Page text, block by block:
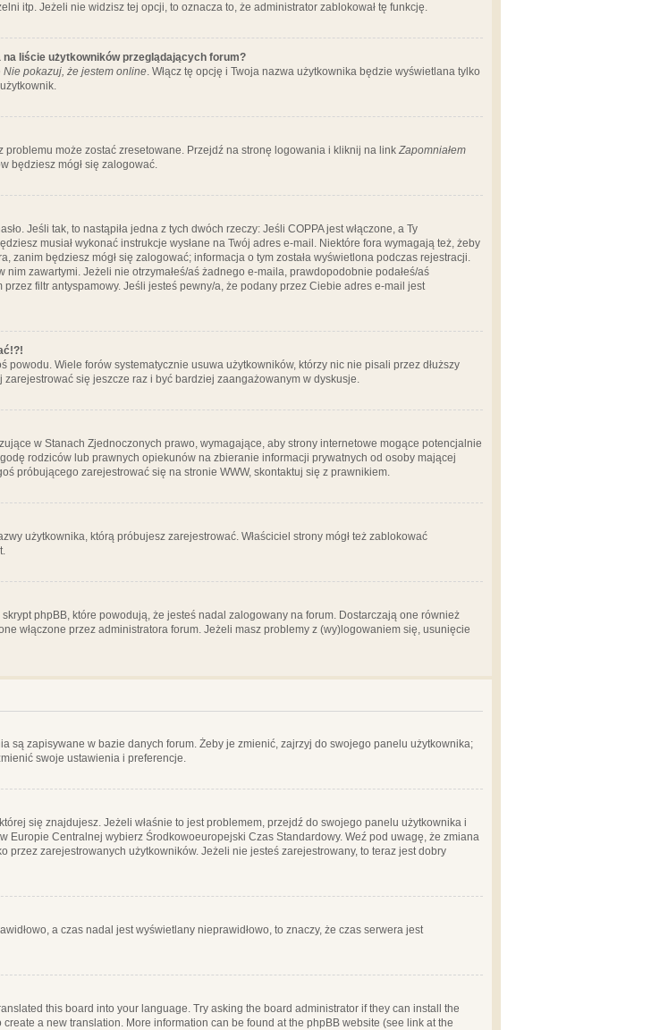
itp. Jeżeli nie widzisz tej opcji, to oznacza to, że administrator zablokował tę funkcję.
liście użytkowników przeglądających forum?
Nie pokazuj, że jestem online. Włącz tę opcję i Twoja nazwa użytkownika będzie wyświetlana tylko
może zostać zresetowane. Przejdź na stronę logowania i kliknij na link Zapomniałem
będziesz mógł się zalogować.
Jeśli tak, to nastąpiła jedna z tych dwóch rzeczy: Jeśli COPPA jest włączone, a Ty
musiał wykonać instrukcje wysłane na Twój adres e-mail. Niektóre fora wymagają też, żeby
zanim będziesz mógł się zalogować; informacja o tym została wyświetlona podczas rejestracji.
zawartymi. Jeżeli nie otrzymałeś/aś żadnego e-maila, prawdopodobnie podałeś/aś
filtr antyspamowy. Jeśli jesteś pewny/a, że podany przez Ciebie adres e-mail jest
powodu. Wiele forów systematycznie usuwa użytkowników, którzy nic nie pisali przez dłuższy
się jeszcze raz i być bardziej zaangażowanym w dyskusje.
w Stanach Zjednoczonych prawo, wymagające, aby strony internetowe mogące potencjalnie
rodziców lub prawnych opiekunów na zbieranie informacji prywatnych od osoby mającej
próbującego zarejestrować się na stronie WWW, skontaktuj się z prawnikiem.
użytkownika, którą próbujesz zarejestrować. Właściciel strony mógł też zablokować
phpBB, które powodują, że jesteś nadal zalogowany na forum. Dostarczają one również
włączone przez administratora forum. Jeżeli masz problemy z (wy)logowaniem się, usunięcie
są zapisywane w bazie danych forum. Żeby je zmienić, zajrzyj do swojego panelu użytkownika;
swoje ustawienia i preferencje.
się znajdujesz. Jeżeli właśnie to jest problemem, przejdź do swojego panelu użytkownika i
Europie Centralnej wybierz Środkowoeuropejski Czas Standardowy. Weź pod uwagę, że zmiana
przez zarejestrowanych użytkowników. Jeżeli nie jesteś zarejestrowany, to teraz jest dobry
a czas nadal jest wyświetlany nieprawidłowo, to znaczy, że czas serwera jest
this board into your language. Try asking the board administrator if they can install the
a new translation. More information can be found at the phpBB website (see link at the